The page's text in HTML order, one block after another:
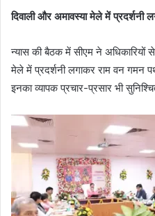
दिवाली और अमावस्या मेले में प्रदर्शनी
न्यास की बैठक में सीएम ने अधिकारियों
मेले में प्रदर्शनी लगाकर राम वन गमन
इनका व्यापक प्रचार-प्रसार भी